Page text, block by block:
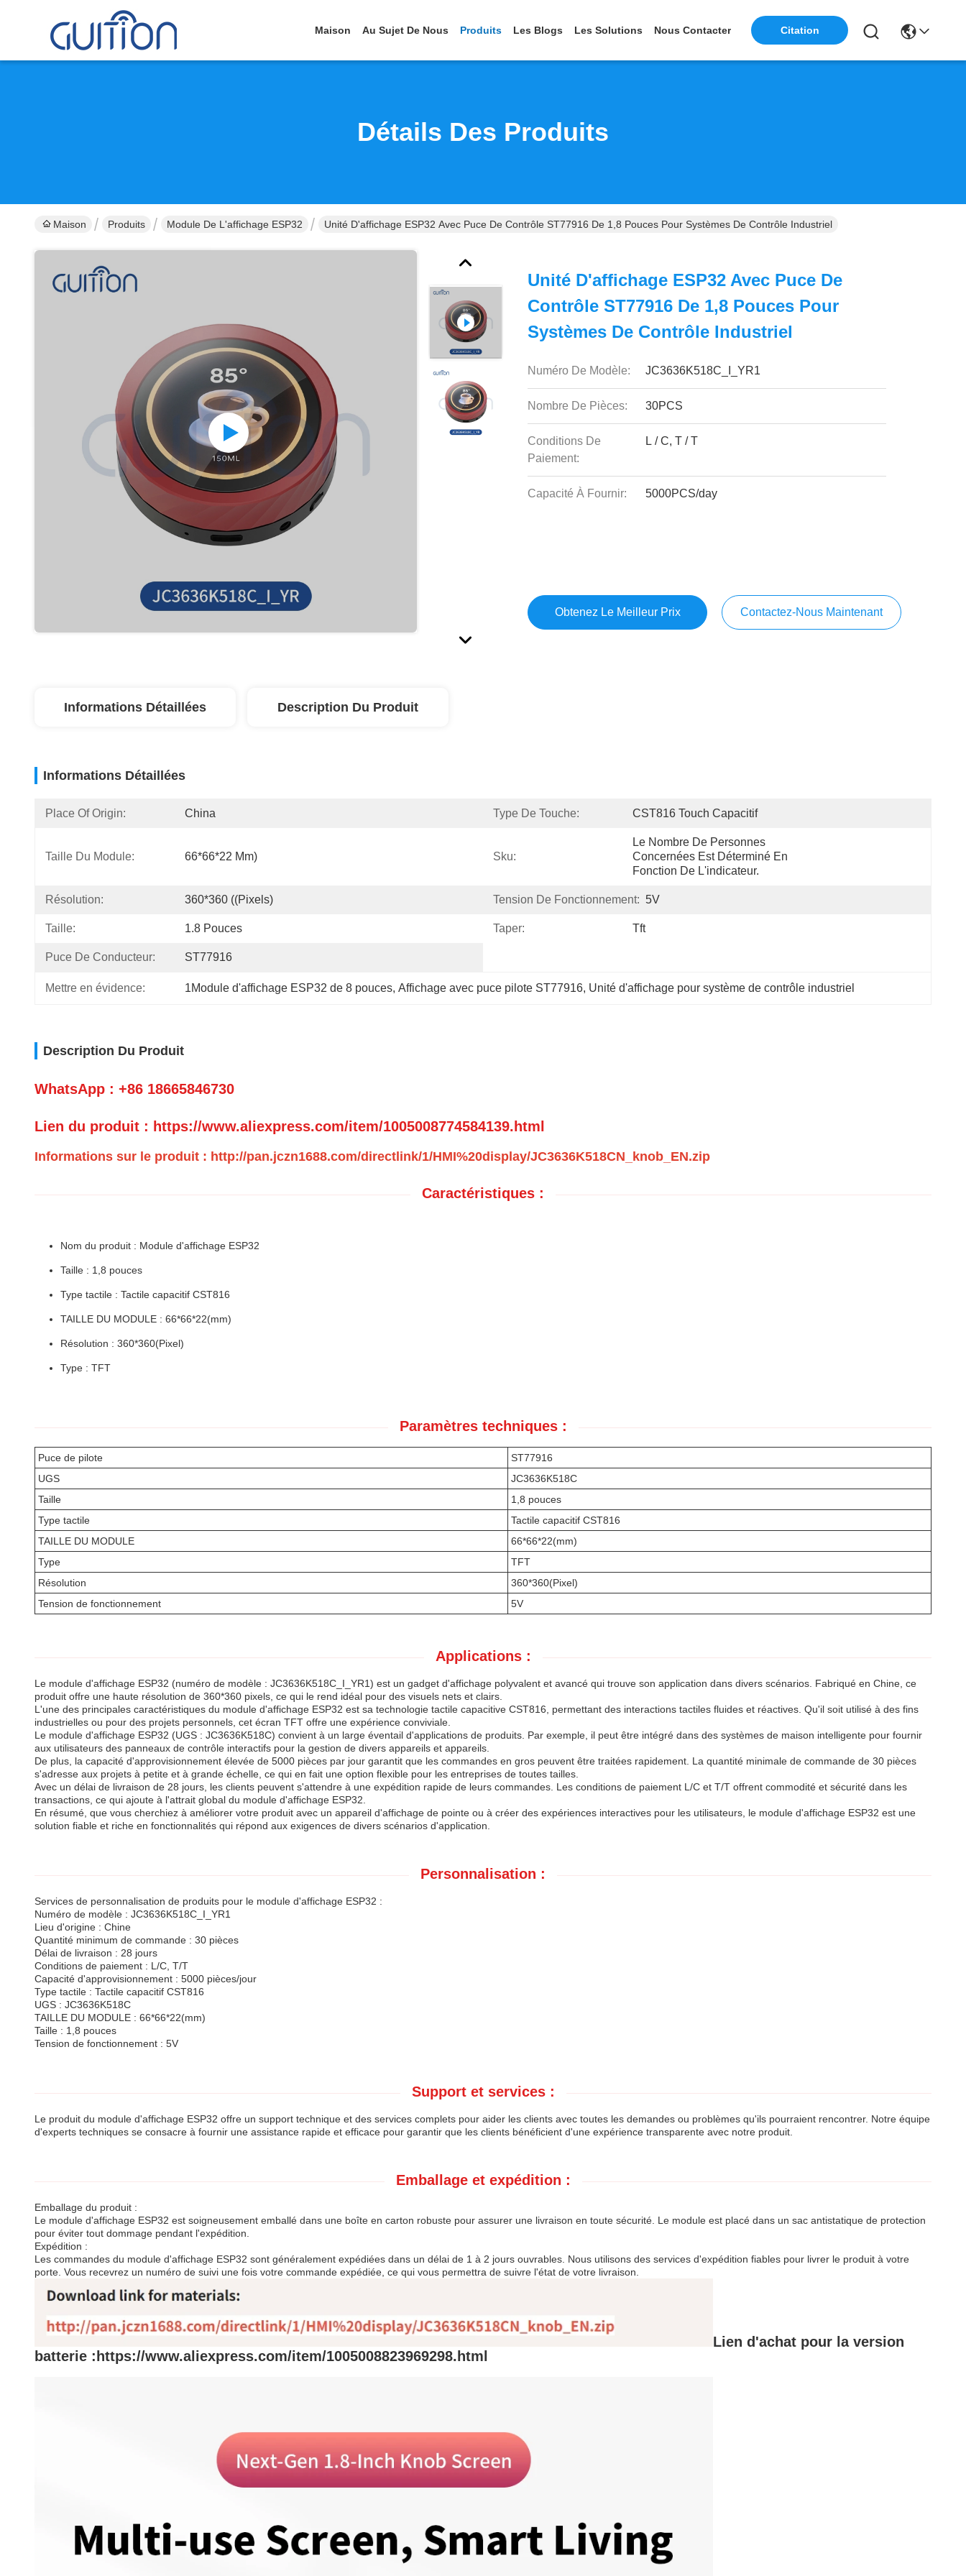
Maison Au Sujet De Nous Produits Les Blogs Les Solutions Nous Contacter Citation
Détails Des Produits
Maison Produits Module De L'affichage ESP32 Unité D'affichage ESP32 Avec Puce De Contrôle ST77916 De 1,8 Pouces Pour Systèmes De Contrôle Industriel
Unité D'affichage ESP32 Avec Puce De
Contrôle ST77916 De 1,8 Pouces Pour
Systèmes De Contrôle Industriel
Numéro De Modèle: JC3636K518C_I_YR1
Nombre De Pièces: 30PCS
Conditions De
Paiement:
L / C, T / T
Capacité À Fournir: 5000PCS/day
Obtenez Le Meilleur Prix Contactez-Nous Maintenant
Informations Détaillées Description Du Produit
Informations Détaillées
Place Of Origin: China Type De Touche: CST816 Touch Capacitif
Taille Du Module: 66*66*22 Mm) Sku:
Le Nombre De Personnes
Concernées Est Déterminé En
Fonction De L'indicateur.
Résolution: 360*360 ((pixels) Tension De Fonctionnement: 5V
Taille: 1.8 Pouces Taper: Tft
Puce De Conducteur: ST77916
Mettre en évidence: 1Module d'affichage ESP32 de 8 pouces, Affichage avec puce pilote ST77916, Unité d'affichage pour système de contrôle industriel
Description Du Produit
WhatsApp : +86 18665846730
Lien du produit : https://www.aliexpress.com/item/1005008774584139.html
Informations sur le produit : http://pan.jczn1688.com/directlink/1/HMI%20display/JC3636K518CN_knob_EN.zip
Caractéristiques :
Nom du produit : Module d'affichage ESP32
Taille : 1,8 pouces
Type tactile : Tactile capacitif CST816
TAILLE DU MODULE : 66*66*22(mm)
Résolution : 360*360(Pixel)
Type : TFT
Paramètres techniques :
Puce de pilote
ST77916
UGS
JC3636K518C
Taille
1,8 pouces
Type tactile
Tactile capacitif CST816
TAILLE DU MODULE
66*66*22(mm)
Type
TFT
Résolution
360*360(Pixel)
Tension de fonctionnement
5V
Applications :
Le module d'affichage ESP32 (numéro de modèle : JC3636K518C_I_YR1) est un gadget d'affichage polyvalent et avancé qui trouve son application dans divers scénarios. Fabriqué en Chine, ce
produit offre une haute résolution de 360*360 pixels, ce qui le rend idéal pour des visuels nets et clairs.
L'une des principales caractéristiques du module d'affichage ESP32 est sa technologie tactile capacitive CST816, permettant des interactions tactiles fluides et réactives. Qu'il soit utilisé à des fins
industrielles ou pour des projets personnels, cet écran TFT offre une expérience conviviale.
Le module d'affichage ESP32 (UGS : JC3636K518C) convient à un large éventail d'applications de produits. Par exemple, il peut être intégré dans des systèmes de maison intelligente pour fournir
aux utilisateurs des panneaux de contrôle interactifs pour la gestion de divers appareils et appareils.
De plus, la capacité d'approvisionnement élevée de 5000 pièces par jour garantit que les commandes en gros peuvent être traitées rapidement. La quantité minimale de commande de 30 pièces
s'adresse aux projets à petite et à grande échelle, ce qui en fait une option flexible pour les entreprises de toutes tailles.
Avec un délai de livraison de 28 jours, les clients peuvent s'attendre à une expédition rapide de leurs commandes. Les conditions de paiement L/C et T/T offrent commodité et sécurité dans les
transactions, ce qui ajoute à l'attrait global du module d'affichage ESP32.
En résumé, que vous cherchiez à améliorer votre produit avec un appareil d'affichage de pointe ou à créer des expériences interactives pour les utilisateurs, le module d'affichage ESP32 est une
solution fiable et riche en fonctionnalités qui répond aux exigences de divers scénarios d'application.
Personnalisation :
Services de personnalisation de produits pour le module d'affichage ESP32 :
Numéro de modèle : JC3636K518C_I_YR1
Lieu d'origine : Chine
Quantité minimum de commande : 30 pièces
Délai de livraison : 28 jours
Conditions de paiement : L/C, T/T
Capacité d'approvisionnement : 5000 pièces/jour
Type tactile : Tactile capacitif CST816
UGS : JC3636K518C
TAILLE DU MODULE : 66*66*22(mm)
Taille : 1,8 pouces
Tension de fonctionnement : 5V
Support et services :
Le produit du module d'affichage ESP32 offre un support technique et des services complets pour aider les clients avec toutes les demandes ou problèmes qu'ils pourraient rencontrer. Notre équipe
d'experts techniques se consacre à fournir une assistance rapide et efficace pour garantir que les clients bénéficient d'une expérience transparente avec notre produit.
Emballage et expédition :
Emballage du produit :
Le module d'affichage ESP32 est soigneusement emballé dans une boîte en carton robuste pour assurer une livraison en toute sécurité. Le module est placé dans un sac antistatique de protection
pour éviter tout dommage pendant l'expédition.
Expédition :
Les commandes du module d'affichage ESP32 sont généralement expédiées dans un délai de 1 à 2 jours ouvrables. Nous utilisons des services d'expédition fiables pour livrer le produit à votre
porte. Vous recevrez un numéro de suivi une fois votre commande expédiée, ce qui vous permettra de suivre l'état de votre livraison.
Lien d'achat pour la version
batterie : https://www.aliexpress.com/item/1005008823969298.html